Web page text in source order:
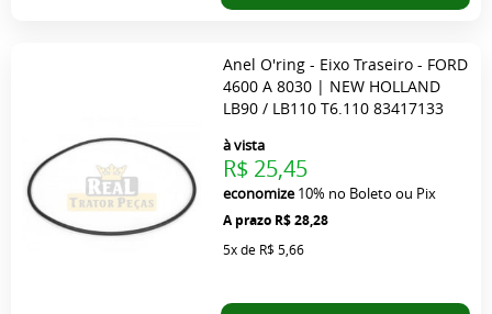
Anel O'ring - Eixo Traseiro - FORD
4600 A 8030 | NEW HOLLAND
LB90 / LB110 T6.110 83417133
R$ 28,28
à vista
R$ 25,45
economize10% no Boleto ou Pix
5xde R$ 5,66